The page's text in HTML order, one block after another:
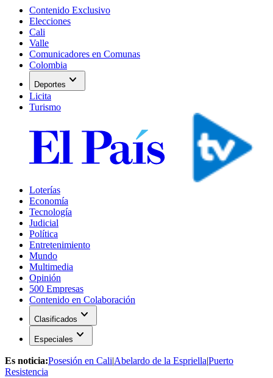
Contenido Exclusivo
Elecciones
Cali
Valle
Comunicadores en Comunas
Colombia
Deportes expand_more
Licita
Turismo
Loterías
Economía
Tecnología
Judicial
Política
Entretenimiento
Mundo
Multimedia
Opinión
500 Empresas
Contenido en Colaboración
Clasificados expand_more
Especiales expand_more
Es noticia:Posesión en Cali|Abelardo de la Espriella|Puerto
Resistencia